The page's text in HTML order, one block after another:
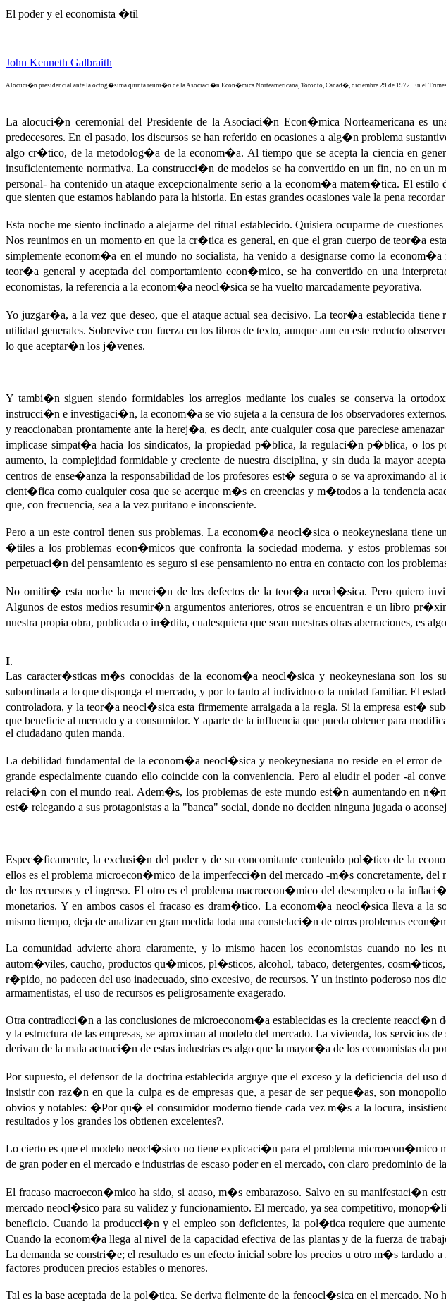
El poder y el economista �til
John Kenneth Galbraith
Alocuci�n presidencial ante la octog�sima quinta reuni�n de la Asociaci�n Econ�mica Norteamericana, Toronto, Canad�, diciembre 29 de 1972. En el
La alocuci�n ceremonial del Presidente de la Asociaci�n Econ�mica Norteamericana es
predecesores. En el pasado, los discursos se han referido en ocasiones a alg�n problema
algo cr�tico, de la metodolog�a de la econom�a. Al tiempo que se acepta la ciencia en
insuficientemente normativa. La construcci�n de modelos se ha convertido en un fin, no en
personal- ha contenido un ataque excepcionalmente serio a la econom�a matem�tica. El
que sienten que estamos hablando para la historia. En estas grandes ocasiones vale la pena
Esta noche me siento inclinado a alejarme del ritual establecido. Quisiera ocuparme de
Nos reunimos en un momento en que la cr�tica es general, en que el gran cuerpo de teor�a
simplemente econom�a en el mundo no socialista, ha venido a designarse como la
teor�a general y aceptada del comportamiento econ�mico, se ha convertido en una
economistas, la referencia a la econom�a neocl�sica se ha vuelto marcadamente peyorativa.
Yo juzgar�a, a la vez que deseo, que el ataque actual sea decisivo. La teor�a establecida
utilidad generales. Sobrevive con fuerza en los libros de texto, aunque aun en este reducto
lo que aceptar�n los j�venes.
Y tambi�n siguen siendo formidables los arreglos mediante los cuales se conserva la
instrucci�n e investigaci�n, la econom�a se vio sujeta a la censura de los observadores
y reaccionaban prontamente ante la herej�a, es decir, ante cualquier cosa que pareciese
implicase simpat�a hacia los sindicatos, la propiedad p�blica, la regulaci�n p�blica, o los
aumento, la complejidad formidable y creciente de nuestra disciplina, y sin duda la mayor
centros de ense�anza la responsabilidad de los profesores est� segura o se va aproximando
cient�fica como cualquier cosa que se acerque m�s en creencias y m�todos a la tendencia
que, con frecuencia, sea a la vez puritano e inconsciente.
Pero a un este control tienen sus problemas. La econom�a neocl�sica o neokeynesiana tiene
�tiles a los problemas econ�micos que confronta la sociedad moderna. y estos
perpetuaci�n del pensamiento es seguro si ese pensamiento no entra en contacto con los
No omitir� esta noche la menci�n de los defectos de la teor�a neocl�sica. Pero quiero
Algunos de estos medios resumir�n argumentos anteriores, otros se encuentran e un libro
nuestra propia obra, publicada o in�dita, cualesquiera que sean nuestras otras aberraciones, es
I.
Las caracter�sticas m�s conocidas de la econom�a neocl�sica y neokeynesiana son los
subordinada a lo que disponga el mercado, y por lo tanto al individuo o la unidad familiar. El
controladora, y la teor�a neocl�sica esta firmemente arraigada a la regla. Si la empresa est�
que beneficie al mercado y a consumidor. Y aparte de la influencia que pueda obtener para
el ciudadano quien manda.
La debilidad fundamental de la econom�a neocl�sica y neokeynesiana no reside en el error
grande especialmente cuando ello coincide con la conveniencia. Pero al eludir el poder -al
relaci�n con el mundo real. Adem�s, los problemas de este mundo est�n aumentando en
est� relegando a sus protagonistas a la "banca" social, donde no deciden ninguna jugada o
Espec�ficamente, la exclusi�n del poder y de su concomitante contenido pol�tico de la
ellos es el problema microecon�mico de la imperfecci�n del mercado -m�s concretamente,
de los recursos y el ingreso. El otro es el problema macroecon�mico del desempleo o la
monetarios. Y en ambos casos el fracaso es dram�tico. La econom�a neocl�sica lleva a
mismo tiempo, deja de analizar en gran medida toda una constelaci�n de otros problemas
La comunidad advierte ahora claramente, y lo mismo hacen los economistas cuando no
autom�viles, caucho, productos qu�micos, pl�sticos, alcohol, tabaco, detergentes,
r�pido, no padecen del uso inadecuado, sino excesivo, de recursos. Y un instinto poderoso
armamentistas, el uso de recursos es peligrosamente exagerado.
Otra contradicci�n a las conclusiones de microeconom�a establecidas es la creciente reacci�n
y la estructura de las empresas, se aproximan al modelo del mercado. La vivienda, los servicios
derivan de la mala actuaci�n de estas industrias es algo que la mayor�a de los economistas da
Por supuesto, el defensor de la doctrina establecida arguye que el exceso y la deficiencia del
insistir con raz�n en que la culpa es de empresas que, a pesar de ser peque�as, son
obvios y notables: �Por qu� el consumidor moderno tiende cada vez m�s a la locura,
resultados y los grandes los obtienen excelentes?.
Lo cierto es que el modelo neocl�sico no tiene explicaci�n para el problema microecon�mico
de gran poder en el mercado e industrias de escaso poder en el mercado, con claro predominio
El fracaso macroecon�mico ha sido, si acaso, m�s embarazoso. Salvo en su manifestaci�n
mercado neocl�sico para su validez y funcionamiento. El mercado, ya sea competitivo,
beneficio. Cuando la producci�n y el empleo son deficientes, la pol�tica requiere que
Cuando la econom�a llega al nivel de la capacidad efectiva de las plantas y de la fuerza de
La demanda se constri�e; el resultado es un efecto inicial sobre los precios u otro m�s tardado
factores producen precios estables o menores.
Tal es la base aceptada de la pol�tica. Se deriva fielmente de la feneocl�sica en el mercado.